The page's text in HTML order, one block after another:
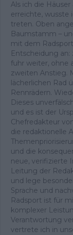
Als ich die
erreichte, wusste
treten. Oben
Baumstamm –
mit dem
Entscheidung
fuhr weiter, ohne
zweiten Anstieg.
lächerlichen Rad
Rennrädern.
Dieses
und es ist der
Chefredakteur
die redaktionelle
und die
neue, verifizierte
Leitung der
und lege
Sprache und
Radsport ist für
komplexer
Verantwortung
vertrete ich in